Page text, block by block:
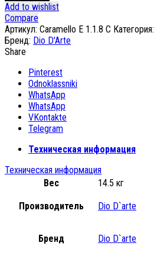
Add to wishlist
Compare
Артикул: Caramello E 1.1.8 C Категория:
Бренд: Dio D'Arte
Share
Pinterest
Odnoklassniki
WhatsApp
WhatsApp
VKontakte
Telegram
Техническая информация
Техническая информация
Вес
14.5 кг
Производитель Dio D`arte
Бренд Dio D`arte